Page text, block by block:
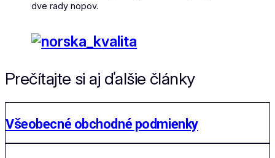
dve rady nopov.
Prečítajte si aj ďalšie články
Všeobecné obchodné podmienky